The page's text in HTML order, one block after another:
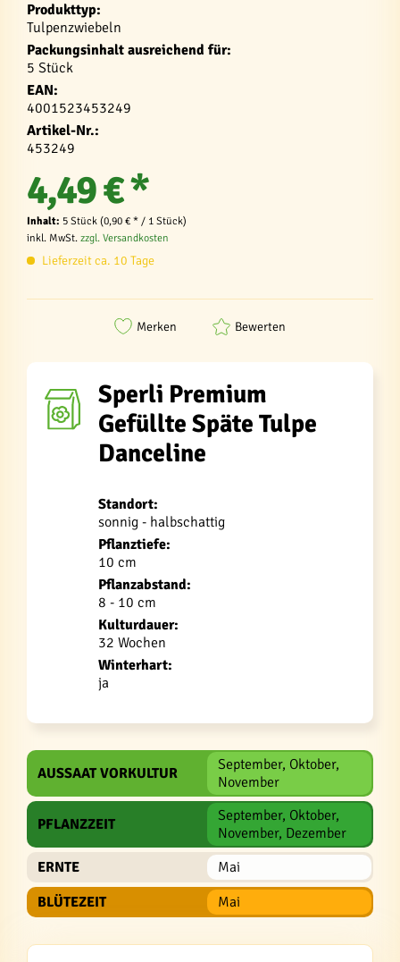
Produkttyp:
Tulpenzwiebeln
Packungsinhalt ausreichend für:
5 Stück
EAN:
4001523453249
Artikel-Nr.:
453249
4,49 € *
Inhalt: 5 Stück (0,90 € * / 1 Stück)
inkl. MwSt. zzgl. Versandkosten
Lieferzeit ca. 10 Tage
Merken Bewerten
Sperli Premium
Gefüllte Späte Tulpe
Danceline
Standort:
sonnig - halbschattig
Pflanztiefe:
10 cm
Pflanzabstand:
8 - 10 cm
Kulturdauer:
32 Wochen
Winterhart:
ja
AUSSAAT VORKULTUR
September, Oktober,
November
PFLANZZEIT
September, Oktober,
November, Dezember
ERNTE
Mai
BLÜTEZEIT
Mai